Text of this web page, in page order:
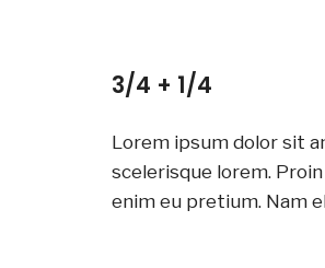
3/4 + 1/4
Lorem ipsum dolor sit
scelerisque lorem.
enim eu pretium. Nam